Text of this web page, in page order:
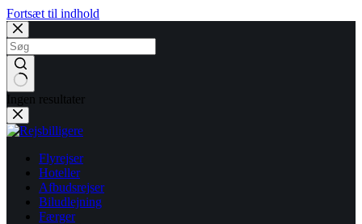
Fortsæt til indhold
Ingen resultater
Flyrejser
Hoteller
Afbudsrejser
Biludlejning
Færger